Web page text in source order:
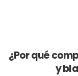
¿Por qué
y